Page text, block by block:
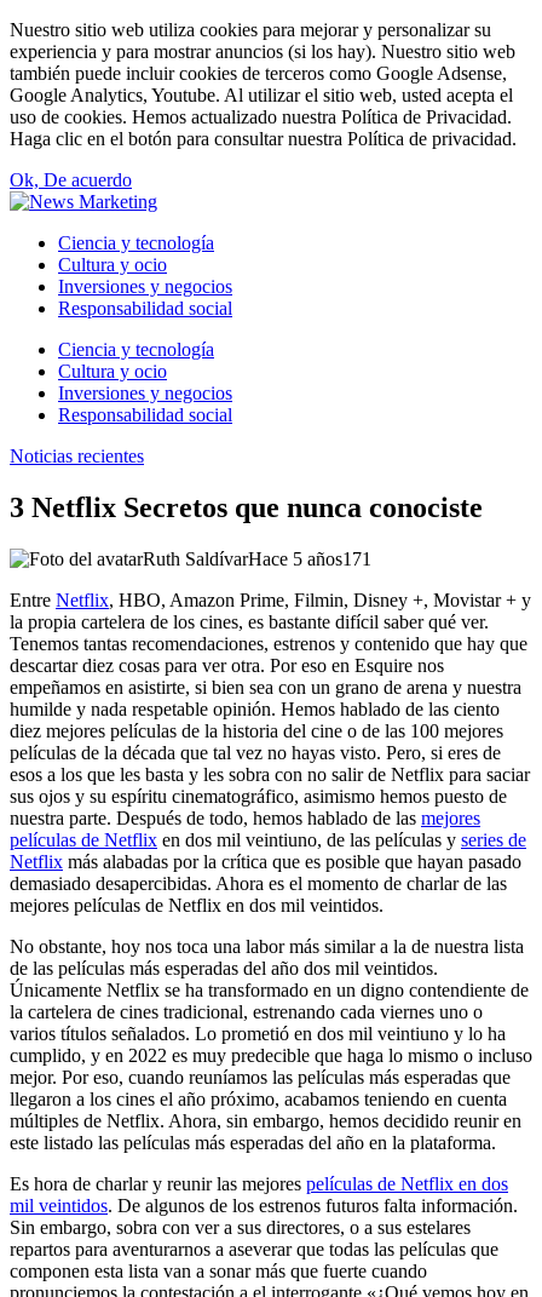
Nuestro sitio web utiliza cookies para mejorar y personalizar su
experiencia y para mostrar anuncios (si los hay). Nuestro sitio web
también puede incluir cookies de terceros como Google Adsense,
Google Analytics, Youtube. Al utilizar el sitio web, usted acepta el
uso de cookies. Hemos actualizado nuestra Política de Privacidad.
Haga clic en el botón para consultar nuestra Política de privacidad.
Ok, De acuerdo
Ciencia y tecnología
Cultura y ocio
Inversiones y negocios
Responsabilidad social
Ciencia y tecnología
Cultura y ocio
Inversiones y negocios
Responsabilidad social
Noticias recientes
3 Netflix Secretos que nunca conociste
Ruth SaldívarHace 5 años171
Entre Netflix, HBO, Amazon Prime, Filmin, Disney +, Movistar + y
la propia cartelera de los cines, es bastante difícil saber qué ver.
Tenemos tantas recomendaciones, estrenos y contenido que hay que
descartar diez cosas para ver otra. Por eso en Esquire nos
empeñamos en asistirte, si bien sea con un grano de arena y nuestra
humilde y nada respetable opinión. Hemos hablado de las ciento
diez mejores películas de la historia del cine o de las 100 mejores
películas de la década que tal vez no hayas visto. Pero, si eres de
esos a los que les basta y les sobra con no salir de Netflix para saciar
sus ojos y su espíritu cinematográfico, asimismo hemos puesto de
nuestra parte. Después de todo, hemos hablado de las mejores
películas de Netflix en dos mil veintiuno, de las películas y series de
Netflix más alabadas por la crítica que es posible que hayan pasado
demasiado desapercibidas. Ahora es el momento de charlar de las
mejores películas de Netflix en dos mil veintidos.
No obstante, hoy nos toca una labor más similar a la de nuestra lista
de las películas más esperadas del año dos mil veintidos.
Únicamente Netflix se ha transformado en un digno contendiente de
la cartelera de cines tradicional, estrenando cada viernes uno o
varios títulos señalados. Lo prometió en dos mil veintiuno y lo ha
cumplido, y en 2022 es muy predecible que haga lo mismo o incluso
mejor. Por eso, cuando reuníamos las películas más esperadas que
llegaron a los cines el año próximo, acabamos teniendo en cuenta
múltiples de Netflix. Ahora, sin embargo, hemos decidido reunir en
este listado las películas más esperadas del año en la plataforma.
Es hora de charlar y reunir las mejores películas de Netflix en dos
mil veintidos. De algunos de los estrenos futuros falta información.
Sin embargo, sobra con ver a sus directores, o a sus estelares
repartos para aventurarnos a aseverar que todas las películas que
componen esta lista van a sonar más que fuerte cuando
pronunciemos la contestación a el interrogante «¿Qué vemos hoy en